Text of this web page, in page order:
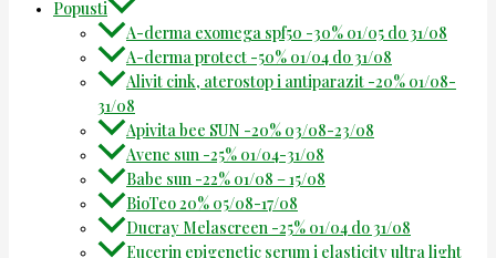
Popusti
A-derma exomega spf50 -30% 01/05 do 31/08
A-derma protect -50% 01/04 do 31/08
Alivit cink, aterostop i antiparazit -20% 01/08-
31/08
Apivita bee SUN -20% 03/08-23/08
Avene sun -25% 01/04-31/08
Babe sun -22% 01/08 – 15/08
BioTeo 20% 05/08-17/08
Ducray Melascreen -25% 01/04 do 31/08
Eucerin epigenetic serum i elasticity ultra light